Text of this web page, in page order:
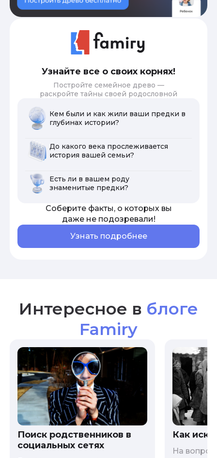
Узнайте все о своих корнях!
Постройте семейное древо —
раскройте тайны своей родословной
Кем были и как жили ваши предки в
глубинах истории?
До какого века прослеживается
история вашей семьи?
Есть ли в вашем роду
знаменитые предки?
Соберите факты, о которых вы
даже не подозревали!
Узнать подробнее
Интересное в блоге
Famiry
Поиск родственников в
социальных сетях
Как
На вопрос